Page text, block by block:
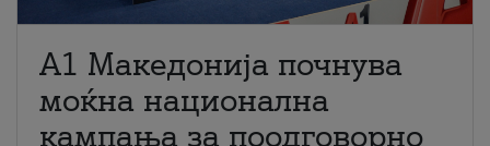
A1 Македонија почнува
моќна национална
кампања за поодговорно